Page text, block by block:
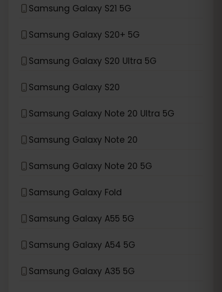
Samsung Galaxy S21 5G
Samsung Galaxy S20+ 5G
Samsung Galaxy S20 Ultra 5G
Samsung Galaxy S20
Samsung Galaxy Note 20 Ultra 5G
Samsung Galaxy Note 20
Samsung Galaxy Note 20 5G
Samsung Galaxy Fold
Samsung Galaxy A55 5G
Samsung Galaxy A54 5G
Samsung Galaxy A35 5G